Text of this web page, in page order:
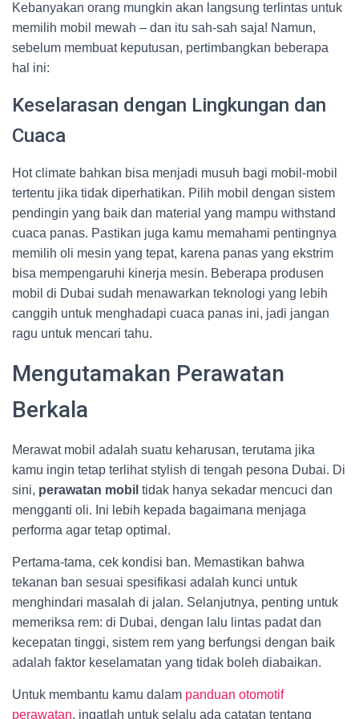
Kebanyakan orang mungkin akan langsung terlintas untuk
memilih mobil mewah – dan itu sah-sah saja! Namun,
sebelum membuat keputusan, pertimbangkan beberapa
hal ini:
Keselarasan dengan Lingkungan dan
Cuaca
Hot climate bahkan bisa menjadi musuh bagi mobil-mobil
tertentu jika tidak diperhatikan. Pilih mobil dengan sistem
pendingin yang baik dan material yang mampu withstand
cuaca panas. Pastikan juga kamu memahami pentingnya
memilih oli mesin yang tepat, karena panas yang ekstrim
bisa mempengaruhi kinerja mesin. Beberapa produsen
mobil di Dubai sudah menawarkan teknologi yang lebih
canggih untuk menghadapi cuaca panas ini, jadi jangan
ragu untuk mencari tahu.
Mengutamakan Perawatan
Berkala
Merawat mobil adalah suatu keharusan, terutama jika
kamu ingin tetap terlihat stylish di tengah pesona Dubai. Di
sini, perawatan mobil tidak hanya sekadar mencuci dan
mengganti oli. Ini lebih kepada bagaimana menjaga
performa agar tetap optimal.
Pertama-tama, cek kondisi ban. Memastikan bahwa
tekanan ban sesuai spesifikasi adalah kunci untuk
menghindari masalah di jalan. Selanjutnya, penting untuk
memeriksa rem: di Dubai, dengan lalu lintas padat dan
kecepatan tinggi, sistem rem yang berfungsi dengan baik
adalah faktor keselamatan yang tidak boleh diabaikan.
Untuk membantu kamu dalam panduan otomotif
perawatan, ingatlah untuk selalu ada catatan tentang